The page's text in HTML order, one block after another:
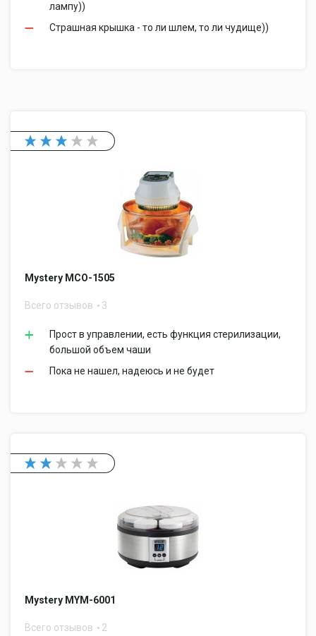
лампу))
Страшная крышка - то ли шлем, то ли чудище))
Mystery MCO-1505
Всего отзывов 3
Прост в управлении, есть функция стерилизации,
большой объем чаши
Пока не нашел, надеюсь и не будет
Mystery MYM-6001
Всего отзывов 2